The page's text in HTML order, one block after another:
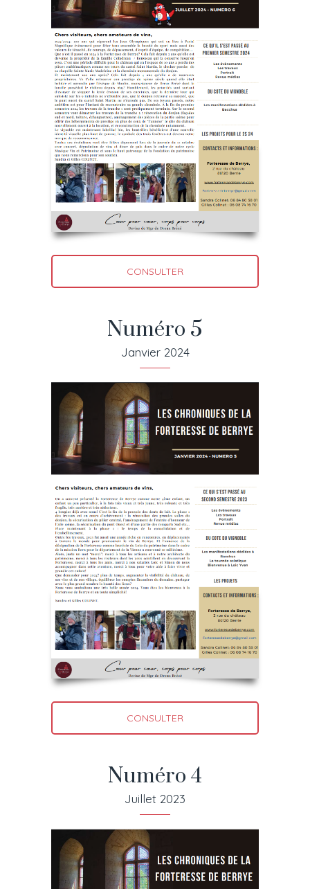
CONSULTER
Numéro 5
Janvier 2024
CONSULTER
Numéro 4
Juillet 2023